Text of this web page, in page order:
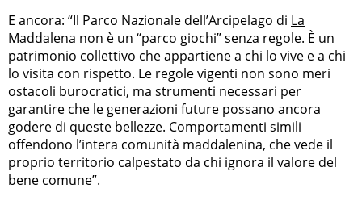
E ancora: “Il Parco Nazionale dell’Arcipelago di La
Maddalena non è un “parco giochi” senza regole. È un
patrimonio collettivo che appartiene a chi lo vive e a chi
lo visita con rispetto. Le regole vigenti non sono meri
ostacoli burocratici, ma strumenti necessari per
garantire che le generazioni future possano ancora
godere di queste bellezze. Comportamenti simili
offendono l’intera comunità maddalenina, che vede il
proprio territorio calpestato da chi ignora il valore del
bene comune”.